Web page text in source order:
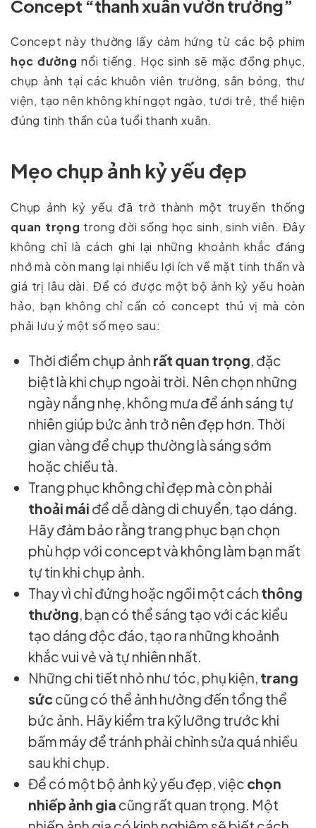
Concept “thanh xuân vườn trường”
Concept này thường lấy cảm hứng từ các bộ phim
học đường nổi tiếng. Học sinh sẽ mặc đồng phục,
chụp ảnh tại các khuôn viên trường, sân bóng, thư
viện, tạo nên không khí ngọt ngào, tươi trẻ, thể hiện
đúng tinh thần của tuổi thanh xuân.
Mẹo chụp ảnh kỷ yếu đẹp
Chụp ảnh kỷ yếu đã trở thành một truyền thống
quan trọng trong đời sống học sinh, sinh viên. Đây
không chỉ là cách ghi lại những khoảnh khắc đáng
nhớ mà còn mang lại nhiều lợi ích về mặt tinh thần và
giá trị lâu dài. Để có được một bộ ảnh kỷ yếu hoàn
hảo, bạn không chỉ cần có concept thú vị mà còn
phải lưu ý một số mẹo sau:
Thời điểm chụp ảnh rất quan trọng, đặc
biệt là khi chụp ngoài trời. Nên chọn những
ngày nắng nhẹ, không mưa để ánh sáng tự
nhiên giúp bức ảnh trở nên đẹp hơn. Thời
gian vàng để chụp thường là sáng sớm
hoặc chiều tà.
Trang phục không chỉ đẹp mà còn phải
thoải mái để dễ dàng di chuyển, tạo dáng.
Hãy đảm bảo rằng trang phục bạn chọn
phù hợp với concept và không làm bạn mất
tự tin khi chụp ảnh.
Thay vì chỉ đứng hoặc ngồi một cách thông
thường, bạn có thể sáng tạo với các kiểu
tạo dáng độc đáo, tạo ra những khoảnh
khắc vui vẻ và tự nhiên nhất.
Những chi tiết nhỏ như tóc, phụ kiện, trang
sức cũng có thể ảnh hưởng đến tổng thể
bức ảnh. Hãy kiểm tra kỹ lưỡng trước khi
bấm máy để tránh phải chỉnh sửa quá nhiều
sau khi chụp.
Để có một bộ ảnh kỷ yếu đẹp, việc chọn
nhiếp ảnh gia cũng rất quan trọng. Một